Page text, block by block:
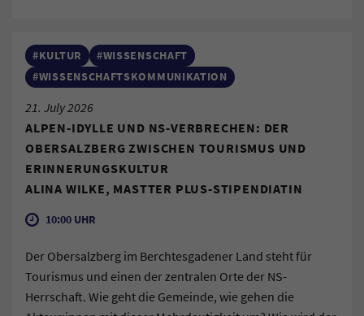
#KULTUR
#WISSENSCHAFT
#WISSENSCHAFTSKOMMUNIKATION
21. July 2026
ALPEN-IDYLLE UND NS-VERBRECHEN: DER
OBERSALZBERG ZWISCHEN TOURISMUS UND
ERINNERUNGSKULTUR
ALINA WILKE, MASTTER PLUS-STIPENDIATIN
10:00 UHR
Der Obersalzberg im Berchtesgadener Land steht für
Tourismus und einen der zentralen Orte der NS-
Herrschaft. Wie geht die Gemeinde, wie gehen die